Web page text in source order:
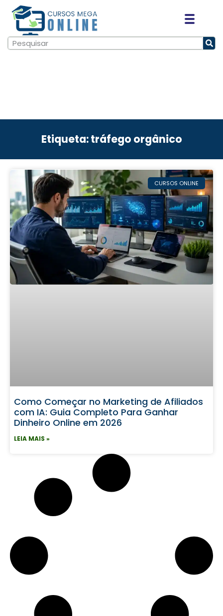
Etiqueta: tráfego orgânico
CURSOS ONLINE
Como Começar no Marketing de Afiliados
com IA: Guia Completo Para Ganhar
Dinheiro Online em 2026
LEIA MAIS »